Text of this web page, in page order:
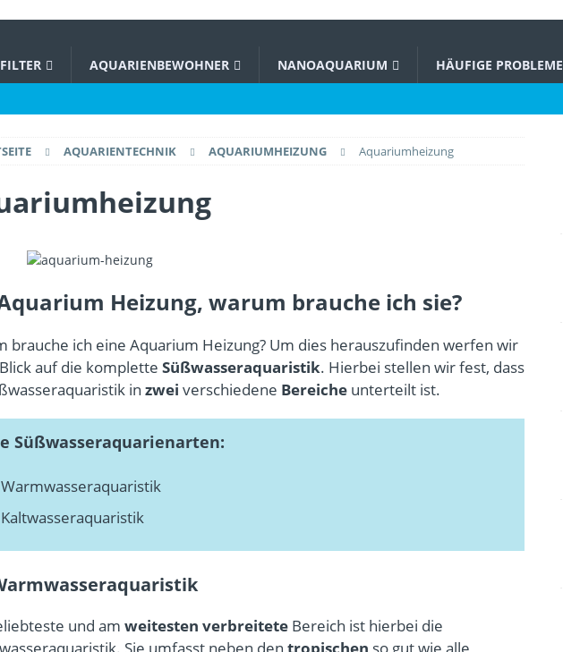
AQUARIENBEWOHNER NANOAQUARIUM HÄUFIGE PROBLEME
AQUARIENTECHNIK AQUARIUMHEIZUNG Aquariumheizung
Heizung, warum brauche ich sie?
brauche ich eine Aquarium Heizung? Um dies herauszufinden werfen wir
auf die komplette Süßwasseraquaristik. Hierbei stellen wir fest, dass
in zwei verschiedene Bereicheunterteilt ist.
Süßwasseraquarienarten:
Warmwasseraquaristik
Kaltwasseraquaristik
und am weitesten verbreiteteBereich ist hierbei die